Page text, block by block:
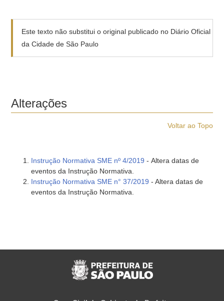
Este texto não substitui o original publicado no Diário Oficial
da Cidade de São Paulo
Alterações
Voltar ao Topo
Instrução Normativa SME nº 4/2019 - Altera datas de
eventos da Instrução Normativa.
Instrução Normativa SME n° 37/2019 - Altera datas de
eventos da Instrução Normativa.